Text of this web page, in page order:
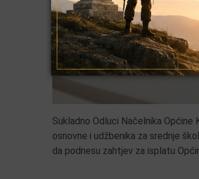
Sukladno Odluci Načelnika Općine
osnovne i udžbenika za srednje
da podnesu zahtjev za isplatu